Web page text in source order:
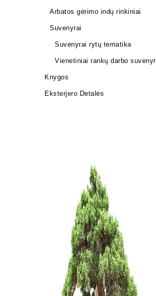
Arbatos gėrimo indų rinkiniai
Suvenyrai
Suvenyrai rytų tematika
Vienetiniai rankų darbo
Knygos
Eksterjero Detalės